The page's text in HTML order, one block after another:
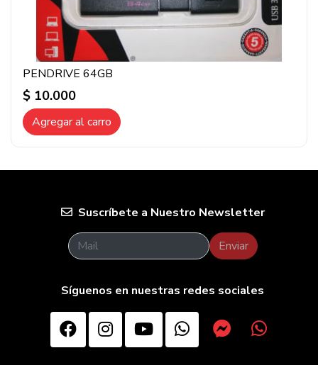
PENDRIVE 64GB
$ 10.000
Agregar al carro
Suscríbete a Nuestro Newsletter
Enviar
Síguenos en nuestras redes sociales